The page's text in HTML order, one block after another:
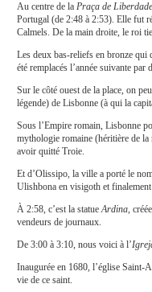
Au centre de la Praça de Liberdade
Portugal (de 2:48 à 2:53). Elle fut
Calmels. De la main droite, le roi
Les deux bas-reliefs en bronze qui
été remplacés l’année suivante par
Sur le côté ouest de la place, on
légende) de Lisbonne (à qui la
Sous l’Empire romain, Lisbonne
mythologie romaine (héritière de
avoir quitté Troie.
Et d’Olissipo, la ville a porté le
Ulishbona en visigoth et
À 2:58, c’est la statueArdina,
vendeurs de journaux.
De 3:00 à 3:10, nous voici à l’
Inaugurée en 1680, l’église Saint-
vie de ce saint.